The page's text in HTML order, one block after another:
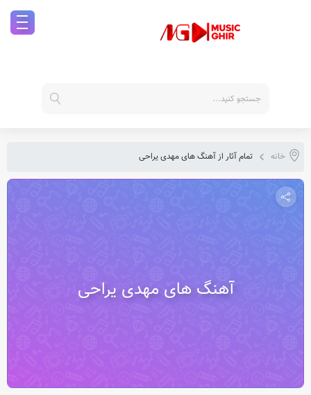
خانه تمام آثار از آهنگ های مهدی یراحی
آهنگ های مهدی یراحی